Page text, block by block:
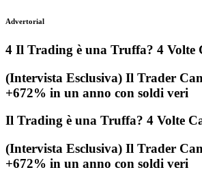
Advertorial
4 Il Trading è una Truffa? 4 Volte
(Intervista Esclusiva) Il Trader
+672% in un anno con soldi veri
Il Trading è una Truffa? 4 Volte
(Intervista Esclusiva) Il Trader
+672% in un anno con soldi veri